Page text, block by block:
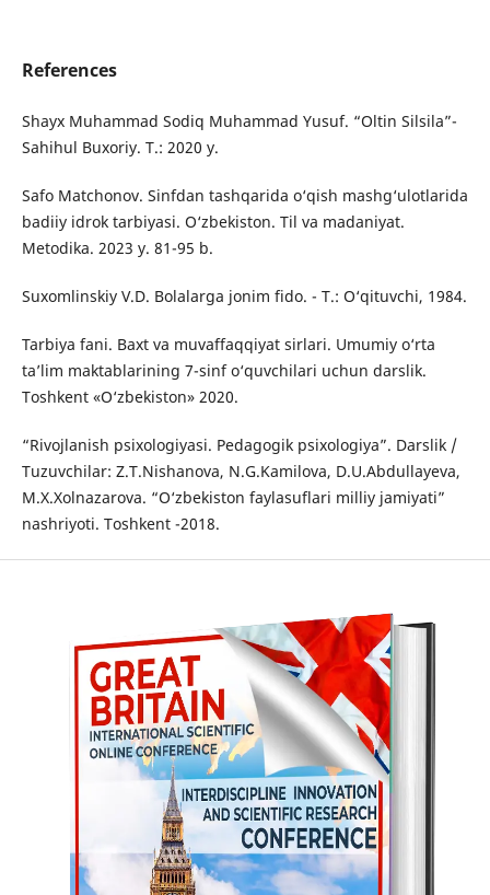
References
Shayx Muhammad Sodiq Muhammad Yusuf. “Oltin Silsila”-
Sahihul Buxoriy. T.: 2020 y.
Safo Matchonov. Sinfdan tashqarida o‘qish mashg‘ulotlarida
badiiy idrok tarbiyasi. O‘zbekiston. Til va madaniyat.
Metodika. 2023 y. 81-95 b.
Suxomlinskiy V.D. Bolalarga jonim fido. - Т.: O‘qituvchi, 1984.
Tarbiya fani. Baxt va muvaffaqqiyat sirlari. Umumiy o‘rta
ta’lim maktablarining 7-sinf o‘quvchilari uchun darslik.
Toshkent «O‘zbekiston» 2020.
“Rivojlanish psixologiyasi. Pedagogik psixologiya”. Darslik /
Tuzuvchilar: Z.T.Nishanova, N.G.Kamilova, D.U.Abdullayeva,
M.X.Xolnazarova. “O‘zbekiston faylasuflari milliy jamiyati”
nashriyoti. Toshkent -2018.